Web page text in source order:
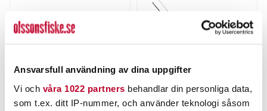
Ansvarsfull användning av dina uppgifter
Vi och våra 1022 partners behandlar din personliga data,
som t.ex. ditt IP-nummer, och använder teknologi såsom